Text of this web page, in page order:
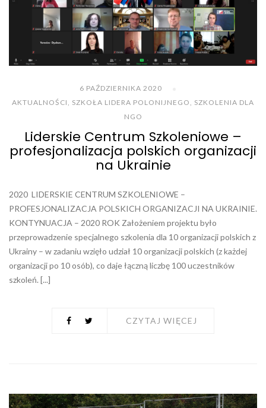
6 PAŹDZIERNIKA 2020
AKTUALNOŚCI, SZKOŁA LIDERA POLONIJNEGO, SZKOLENIA DLA
NGO
Liderskie Centrum Szkoleniowe –
profesjonalizacja polskich organizacji
na Ukrainie
2020 LIDERSKIE CENTRUM SZKOLENIOWE –
PROFESJONALIZACJA POLSKICH ORGANIZACJI NA UKRAINIE.
KONTYNUACJA – 2020 ROK Założeniem projektu było
przeprowadzenie specjalnego szkolenia dla 10 organizacji polskich z
Ukrainy – w zadaniu wzięło udział 10 organizacji polskich (z każdej
organizacji po 10 osób), co daje łączną liczbę 100 uczestników
szkoleń. [...]
CZYTAJ WIĘCEJ